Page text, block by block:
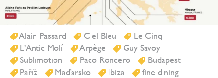
Alain Passard Ciel Bleu
Le Cinq
L'Antic Molí
Arpège
Guy Savoy
Sublimotion
Paco Roncero
Budapest
Paříž
Maďarsko Ibiza
fine dining